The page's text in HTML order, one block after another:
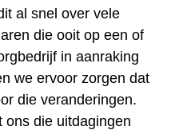
al snel over vele
die ooit op een of
in aanraking
we ervoor zorgen dat
die veranderingen.
ons die uitdagingen